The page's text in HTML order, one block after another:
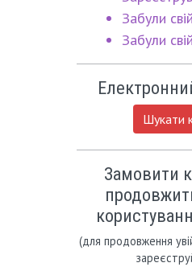
Забули
Забули
Шукати
Замовити
(для продовження